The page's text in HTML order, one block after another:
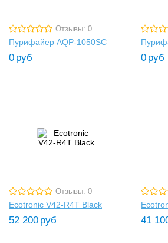
Отзывы: 0
Пурифайер AQP-1050SC
0 руб 0 руб
Отзывы: 0
Ecotronic V42-R4T Black
52 200 руб 41